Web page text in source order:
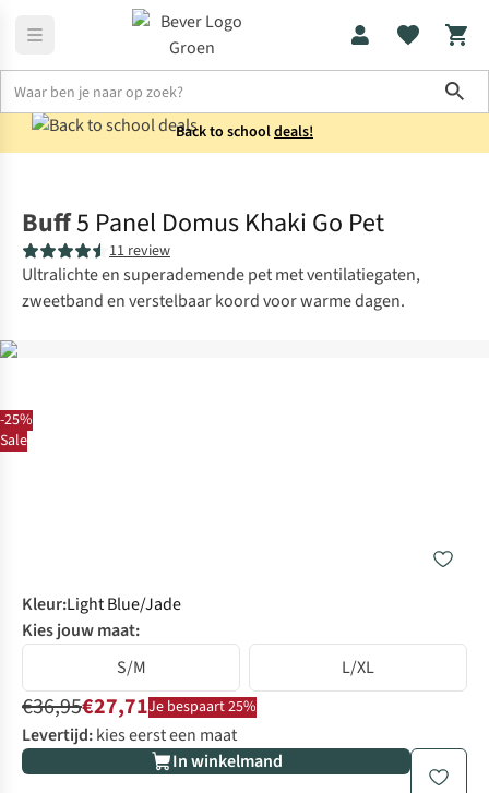
Back to schooldeals!
-25%
Sale
Buff5 Panel Domus Khaki Go Pet
11 review
Ultralichte en superademende pet met ventilatiegaten,
zweetband en verstelbaar koord voor warme dagen.
Kleur:Light Blue/Jade
Kies jouw maat:
S/M
L/XL
€36,95€27,71Je bespaart 25%
Levertijd:kies eerst een maat
In winkelmand